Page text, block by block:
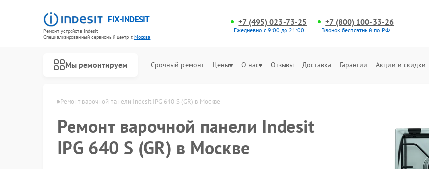
FIX-INDESIT
Ремонт устройств Indesit
Специализированный cервисный центр г.Москва
+7 (495) 023-73-25
Ежедневно с 9:00 до 21:00
+7 (800) 100-33-26
Звонок бесплатный по РФ
Мы ремонтируем Срочный ремонт Цены О нас Отзывы Доставка Гарантии Акции и скидки
Ремонт варочной панели Indesit IPG 640 S (GR) в Москве
Ремонт варочной панели Indesit
IPG 640 S (GR) в Москве